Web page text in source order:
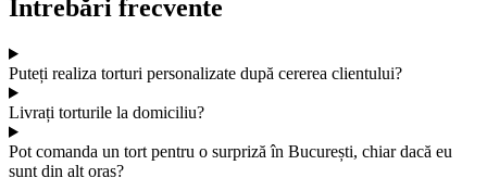
Întrebări frecvente
Puteți realiza torturi personalizate după cererea clientului?
Livrați torturile la domiciliu?
Pot comanda un tort pentru o surpriză în București, chiar dacă eu
sunt din alt oraș?